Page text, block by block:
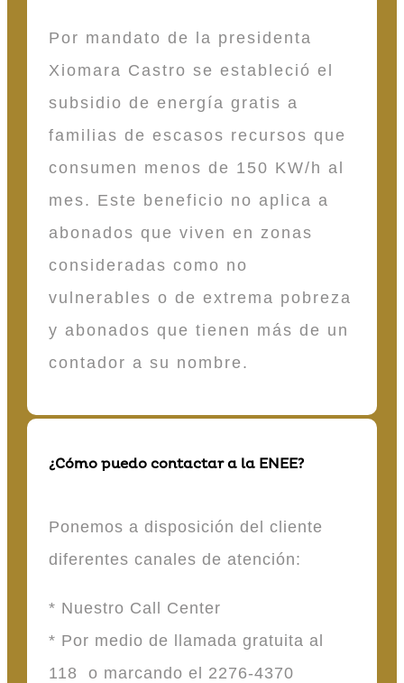
Por mandato de la presidenta
Xiomara Castro se estableció el
subsidio de energía gratis a
familias de escasos recursos que
consumen menos de 150 KW/h al
mes. Este beneficio no aplica a
abonados que viven en zonas
consideradas como no
vulnerables o de extrema pobreza
y abonados que tienen más de un
contador a su nombre.
¿Cómo puedo contactar a la ENEE?
Ponemos a disposición del cliente
diferentes canales de atención:
* Nuestro Call Center
* Por medio de llamada gratuita al
118 o marcando el 2276-4370